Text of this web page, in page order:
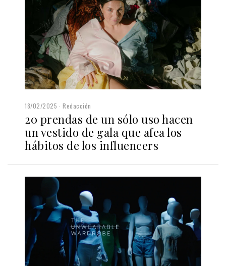
18/02/2025 Redacción
20 prendas de un sólo uso hacen
un vestido de gala que afea los
hábitos de los influencers